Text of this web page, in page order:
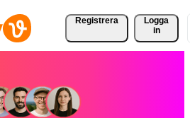
Registrera
Logga
in